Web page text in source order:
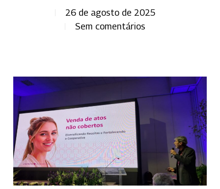
26 de agosto de 2025
Sem comentários